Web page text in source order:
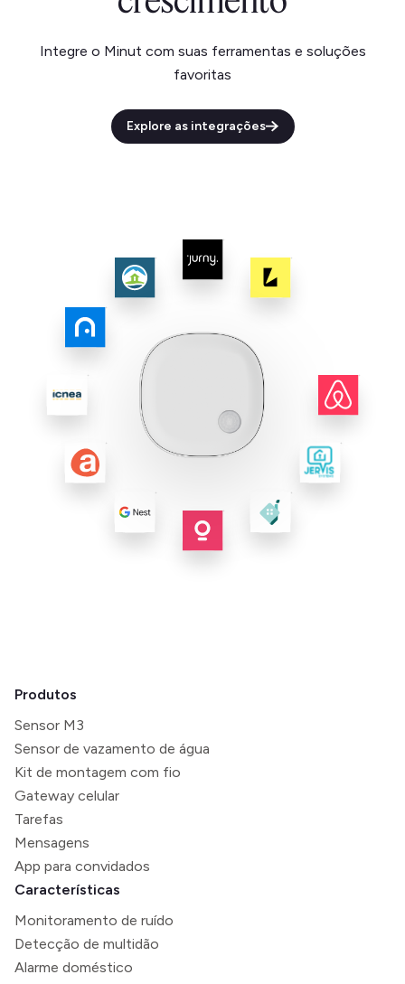
Integre o Minut com suas ferramentas e soluções
favoritas
Explore as integrações
Produtos
Sensor M3
Sensor de vazamento de água
Kit de montagem com fio
Gateway celular
Tarefas
Mensagens
App para convidados
Características
Monitoramento de ruído
Detecção de multidão
Alarme doméstico